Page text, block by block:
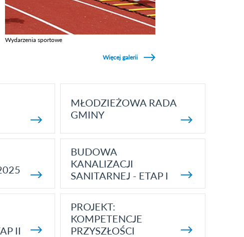
Wydarzenia sportowe
Więcej galerii
MŁODZIEŻOWA RADA
GMINY
BUDOWA
KANALIZACJI
SANITARNEJ - ETAP I
II
PROJEKT:
KOMPETENCJE
PRZYSZŁOŚCI